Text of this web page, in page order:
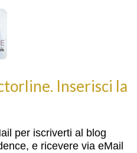
Inserisci la
per iscriverti al blog
e ricevere via eMail